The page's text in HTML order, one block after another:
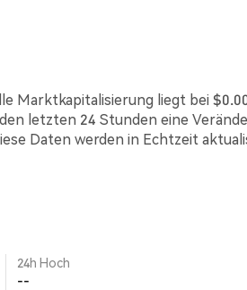
Marktkapitalisierung liegt bei
letzten 24 Stunden eine
Daten werden in Echtzeit
24h Hoch
--